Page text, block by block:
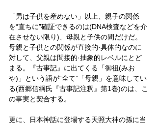
「男は子供を産めない」以上、親子の関係
を“直ちに”確証できるのは(DNA検査などを介
在させない限り)、母親と子供の間だけだ。
母親と子供との関係が直接的·具体的なのに
対して、父親は間接的·抽象的レベルにとど
まる。『古事記』に出てくる「御祖(みお
や)」という語が“全て”「母親」を意味してい
る(西郷信綱氏『古事記注釈』第1巻)のは、こ
の事実と契合する。
更に、日本神話に登場する天照大神の孫に当